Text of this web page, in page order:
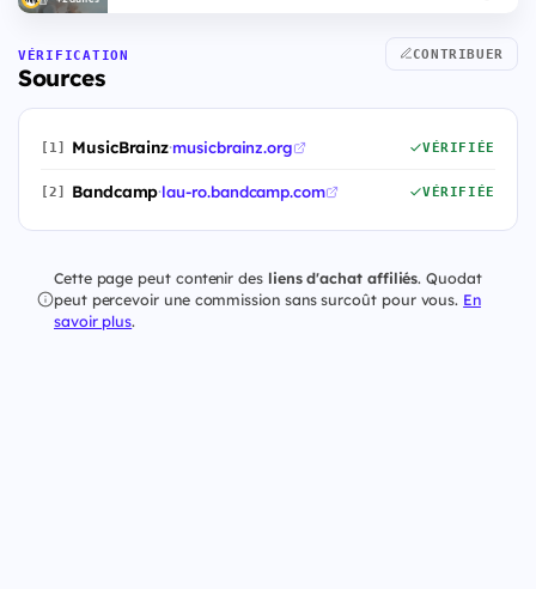
VÉRIFICATION
Sources
CONTRIBUER
[1] MusicBrainz·musicbrainz.org VÉRIFIÉE
[2] Bandcamp·lau-ro.bandcamp.com VÉRIFIÉE
Cette page peut contenir des liens d'achat affiliés. Quodat
peut percevoir une commission sans surcoût pour vous. En
savoir plus.